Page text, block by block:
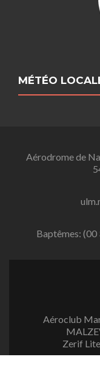
MÉTÉO
Aérodrome de
Baptêmes: (00
Aéroclub
Zerif Lite